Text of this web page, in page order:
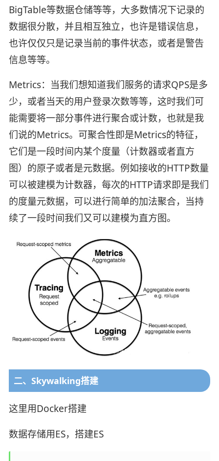
BigTable等数据仓储等等，大多数情况下记录的
数据很分散，并且相互独立，也许是错误信息，
也许仅仅只是记录当前的事件状态，或者是警告
信息等等。
Metrics：当我们想知道我们服务的请求QPS是多
少，或者当天的用户登录次数等等，这时我们可
能需要将一部分事件进行聚合或计数，也就是我
们说的Metrics。可聚合性即是Metrics的特征，
它们是一段时间内某个度量（计数器或者直方
图）的原子或者是元数据。例如接收的HTTP数量
可以被建模为计数器，每次的HTTP请求即是我们
的度量元数据，可以进行简单的加法聚合，当持
续了一段时间我们又可以建模为直方图。
二、Skywalking搭建
这里用Docker搭建
数据存储用ES，搭建ES